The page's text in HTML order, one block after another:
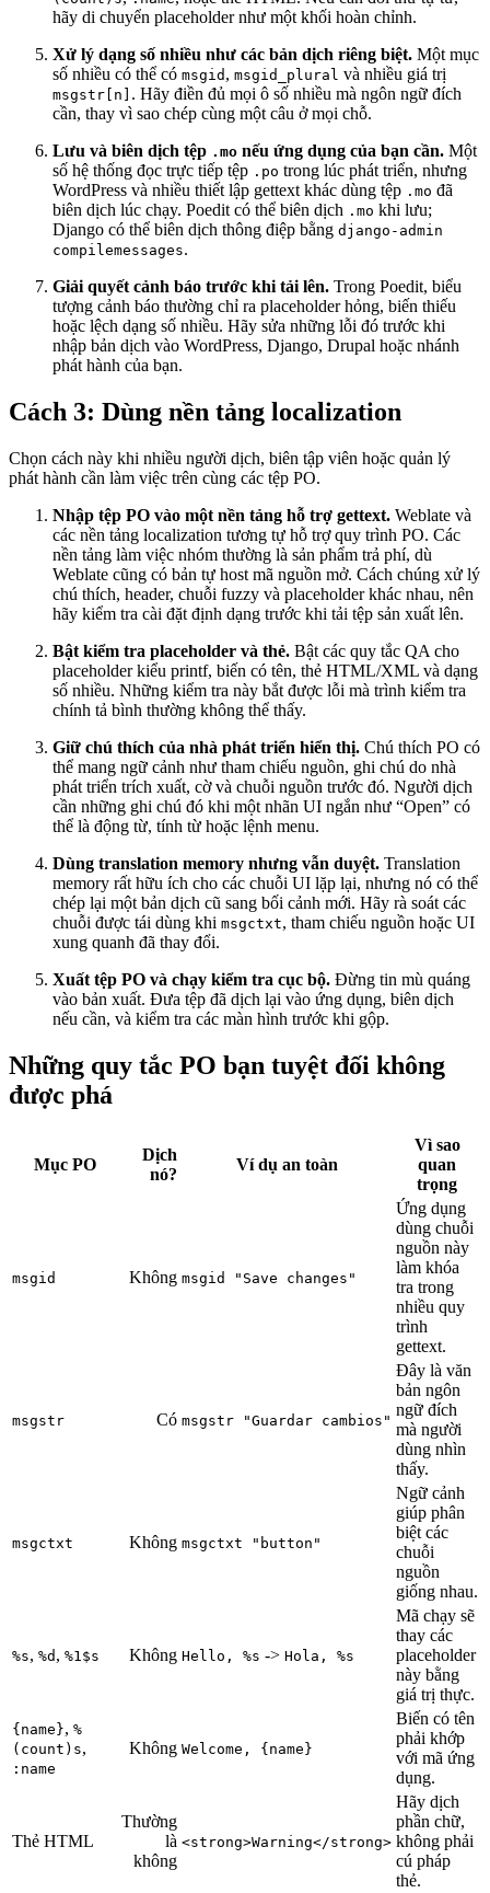
hãy di chuyển placeholder như một khối hoàn chỉnh.
Xử lý dạng số nhiều như các bản dịch riêng biệt. Một mục
số nhiều có thể có msgid , msgid_plural và nhiều giá trị
msgstr[n] . Hãy điền đủ mọi ô số nhiều mà ngôn ngữ đích
cần, thay vì sao chép cùng một câu ở mọi chỗ.
Lưu và biên dịch tệp .mo nếu ứng dụng của bạn cần. Một
số hệ thống đọc trực tiếp tệp .po trong lúc phát triển, nhưng
WordPress và nhiều thiết lập gettext khác dùng tệp .mo đã
biên dịch lúc chạy. Poedit có thể biên dịch .mo khi lưu;
Django có thể biên dịch thông điệp bằng django-admin
compilemessages.
Giải quyết cảnh báo trước khi tải lên. Trong Poedit, biểu
tượng cảnh báo thường chỉ ra placeholder hỏng, biến thiếu
hoặc lệch dạng số nhiều. Hãy sửa những lỗi đó trước khi
nhập bản dịch vào WordPress, Django, Drupal hoặc nhánh
phát hành của bạn.
Cách 3: Dùng nền tảng localization
Chọn cách này khi nhiều người dịch, biên tập viên hoặc quản lý
phát hành cần làm việc trên cùng các tệp PO.
Nhập tệp PO vào một nền tảng hỗ trợ gettext. Weblate và
các nền tảng localization tương tự hỗ trợ quy trình PO. Các
nền tảng làm việc nhóm thường là sản phẩm trả phí, dù
Weblate cũng có bản tự host mã nguồn mở. Cách chúng xử lý
chú thích, header, chuỗi fuzzy và placeholder khác nhau, nên
hãy kiểm tra cài đặt định dạng trước khi tải tệp sản xuất lên.
Bật kiểm tra placeholder và thẻ. Bật các quy tắc QA cho
placeholder kiểu printf, biến có tên, thẻ HTML/XML và dạng
số nhiều. Những kiểm tra này bắt được lỗi mà trình kiểm tra
chính tả bình thường không thể thấy.
Giữ chú thích của nhà phát triển hiển thị. Chú thích PO có
thể mang ngữ cảnh như tham chiếu nguồn, ghi chú do nhà
phát triển trích xuất, cờ và chuỗi nguồn trước đó. Người dịch
cần những ghi chú đó khi một nhãn UI ngắn như “Open” có
thể là động từ, tính từ hoặc lệnh menu.
Dùng translation memory nhưng vẫn duyệt. Translation
memory rất hữu ích cho các chuỗi UI lặp lại, nhưng nó có thể
chép lại một bản dịch cũ sang bối cảnh mới. Hãy rà soát các
chuỗi được tái dùng khi msgctxt, tham chiếu nguồn hoặc UI
xung quanh đã thay đổi.
Xuất tệp PO và chạy kiểm tra cục bộ. Đừng tin mù quáng
vào bản xuất. Đưa tệp đã dịch lại vào ứng dụng, biên dịch
nếu cần, và kiểm tra các màn hình trước khi gộp.
Những quy tắc PO bạn tuyệt đối không
được phá
Mục PO
Dịch
nó?
Ví dụ an toàn
Vì sao
quan
trọng
msgid Không msgid "Save changes"
Ứng dụng
dùng chuỗi
nguồn này
làm khóa
tra trong
nhiều quy
trình
gettext.
msgstr Có msgstr "Guardar cambios"
Đây là văn
bản ngôn
ngữ đích
mà người
dùng nhìn
thấy.
msgctxt Không msgctxt "button"
Ngữ cảnh
giúp phân
biệt các
chuỗi
nguồn
giống nhau.
%s, %d , %1$s Không Hello, %s -> Hola, %s
Mã chạy sẽ
thay các
placeholder
này bằng
giá trị thực.
{name}, %
(count)s,
:name
Không Welcome, {name}
Biến có tên
phải khớp
với mã ứng
dụng.
Thẻ HTML
Thường
là
không
<strong>Warning</strong>
Hãy dịch
phần chữ,
không phải
cú pháp
thẻ.